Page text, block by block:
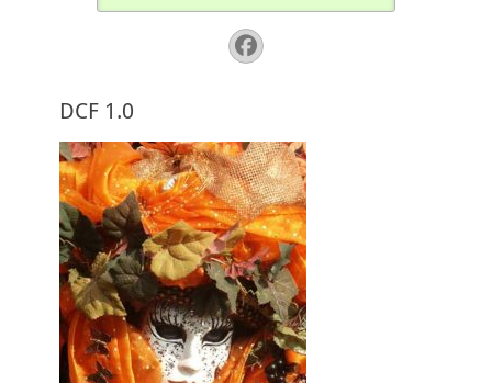
Facebook
DCF 1.0